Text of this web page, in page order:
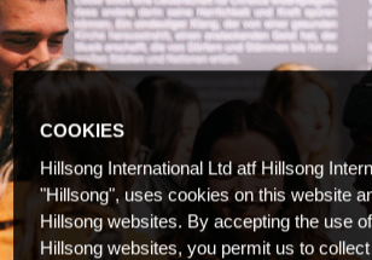
COOKIES
Hillsong International Ltd atf Hillsong
"Hillsong", uses cookies on this website
Hillsong websites. By accepting the use
Hillsong websites, you permit us to